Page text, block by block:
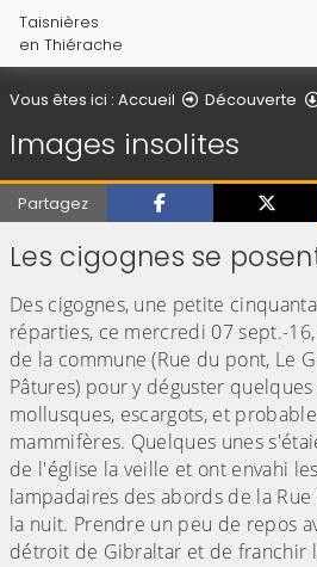
Taisnières
en Thiérache
Vous êtes ici : Accueil Découverte
Images insolites
Partagez
Les cigognes se
Des cigognes, une petite
réparties, ce mercredi 07 sept.-
de la commune (Rue du pont, Le
Pâtures) pour y déguster
mollusques, escargots, et
mammifères. Quelques unes
de l'église la veille et ont envahi
lampadaires des abords de la
la nuit. Prendre un peu de repos
détroit de Gibraltar et de franchir